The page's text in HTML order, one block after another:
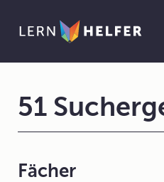
51
Fächer